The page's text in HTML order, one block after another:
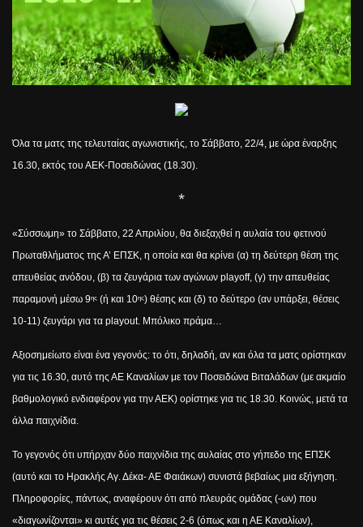
Όλα τα ματς της τελευταίας αγωνιστικής, το Σάββατο, 22/4, με ώρα έναρξης
16.30, εκτός του ΑΕΚ-Ποσειδώνας (18.30).
*
«Σύσσωμη» το Σάββατο, 22 Απριλίου, θα διεξαχθεί η αυλαία του φετινού
Πρωταθλήματος της Α’ ΕΠΣΚ, η οποία και θα κρίνει (α) τη δεύτερη θέση της
απευθείας ανόδου, (β) τα ζευγάρια των αγώνων playoff, (γ) την απευθείας
παραμονή μέσω 9ης (ή και 10ης) θέσης και (δ) το δεύτερο (αν υπάρξει, θέσεις
10-11) ζευγάρι για τα playout. Μπόλικο πράμα…
Αξιοσημείωτο είναι ένα γεγονός: το ότι, δηλαδή, αν και όλα τα ματς ορίστηκαν
για τις 16.30, αυτό της ΑΕ Καναλίων με τον Ποσειδώνα Βιταλάδων (με ακμαίο
βαθμολογικό ενδιαφέρον για την ΑΕΚ) ορίστηκε για τις 18.30. Κοινώς, μετά τα
άλλα παιχνίδια.
Το γεγονός ότι υπήρχαν δύο παιχνίδια της αυλαίας στο γήπεδο της ΕΠΣΚ
(αυτό και το Ηρακλής Αγ. Δέκα- ΑΕ Φαιάκων) συνιστά βεβαίως μια εξήγηση.
Πληροφορίες, πάντως, αναφέρουν ότι από πλευράς ομάδας (-ων) που
«διαγωνίζονται» κι αυτές για τις θέσεις 2-6 (όπως και η ΑΕ Καναλίων),